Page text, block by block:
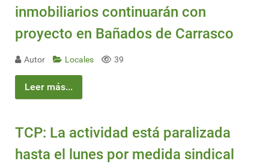
inmobiliarios continuarán con
proyecto en Bañados de Carrasco
Autor Locales 39
Leer más...
TCP: La actividad está paralizada
hasta el lunes por medida sindical